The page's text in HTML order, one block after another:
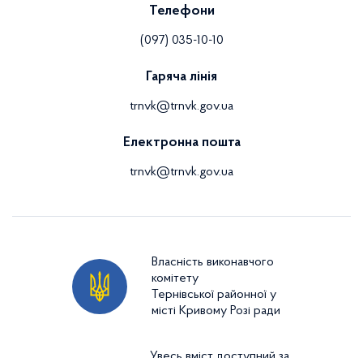
Телефони
(097) 035-10-10
Гаряча лінія
trnvk@trnvk.gov.ua
Електронна пошта
trnvk@trnvk.gov.ua
Власність виконавчого
комітету
Тернівської районної у
місті Кривому Розі ради